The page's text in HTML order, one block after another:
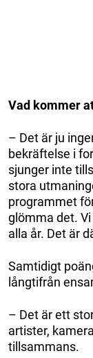
Vad kommer
– Det är ju
bekräftelse i
sjunger inte
stora
programmet
glömma det.
alla år. Det är
Samtidigt
långtifrån
– Det är ett
artister,
tillsammans.